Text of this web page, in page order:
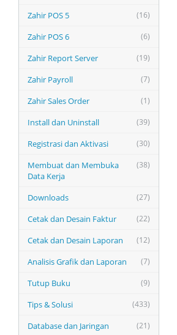
(16)
Zahir POS 5
(6)
Zahir POS 6
(19)
Zahir Report Server
(7)
Zahir Payroll
(1)
Zahir Sales Order
(39)
Install dan Uninstall
(30)
Registrasi dan Aktivasi
(38)
Membuat dan Membuka
Data Kerja
(27)
Downloads
(22)
Cetak dan Desain Faktur
(12)
Cetak dan Desain Laporan
(7)
Analisis Grafik dan Laporan
(9)
Tutup Buku
(433)
Tips & Solusi
(21)
Database dan Jaringan